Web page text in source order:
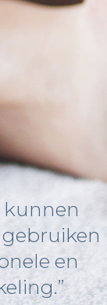
kunnen
en